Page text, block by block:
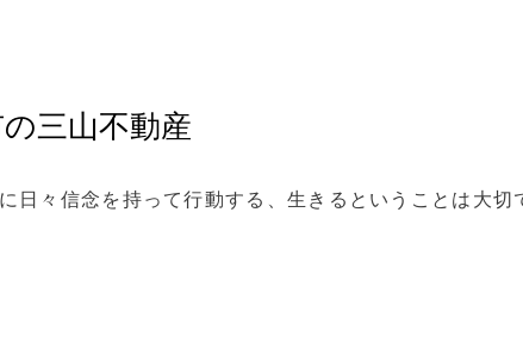
三山不動産
日々信念を持って行動する、生きるということは大切